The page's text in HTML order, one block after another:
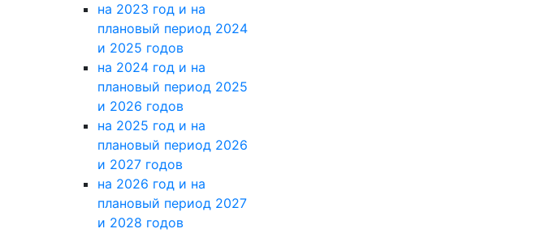
на 2023 год и на
плановый период 2024
и 2025 годов
на 2024 год и на
плановый период 2025
и 2026 годов
на 2025 год и на
плановый период 2026
и 2027 годов
на 2026 год и на
плановый период 2027
и 2028 годов